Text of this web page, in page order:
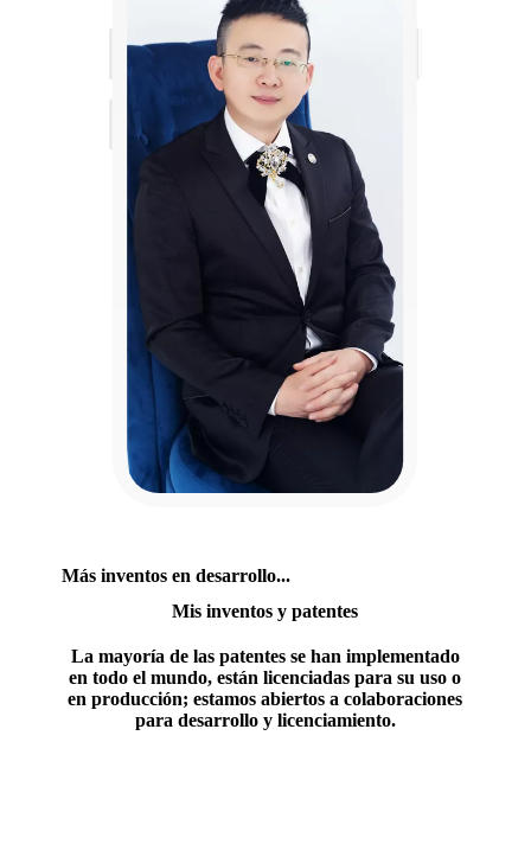
Más inventos en desarrollo...
Mis inventos y patentes
La mayoría de las patentes se han implementado
en todo el mundo, están licenciadas para su uso o
en producción; estamos abiertos a colaboraciones
para desarrollo y licenciamiento.